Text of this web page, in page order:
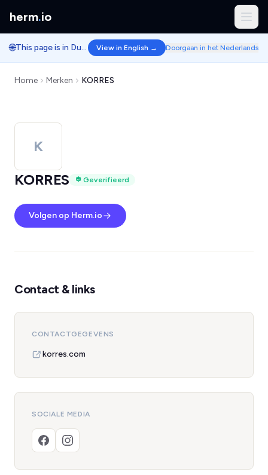
herm.io
🌐 This page is in Dutch. View in English → Doorgaan in het Nederlands
Home Merken KORRES
K
KORRES
Geverifieerd
Volgen op Herm.io
Contact & links
CONTACTGEGEVENS
korres.com
SOCIALE MEDIA